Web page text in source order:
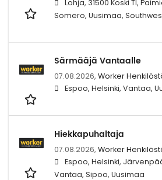
Lohja, 31500 Koski Tl,
Somero, Uusimaa,
Särmääjä Vantaalle
07.08.2026, Worker
Espoo, Helsinki, Vantaa,
Hiekkapuhaltaja
07.08.2026, Worker
Espoo, Helsinki,
Vantaa, Sipoo, Uusimaa